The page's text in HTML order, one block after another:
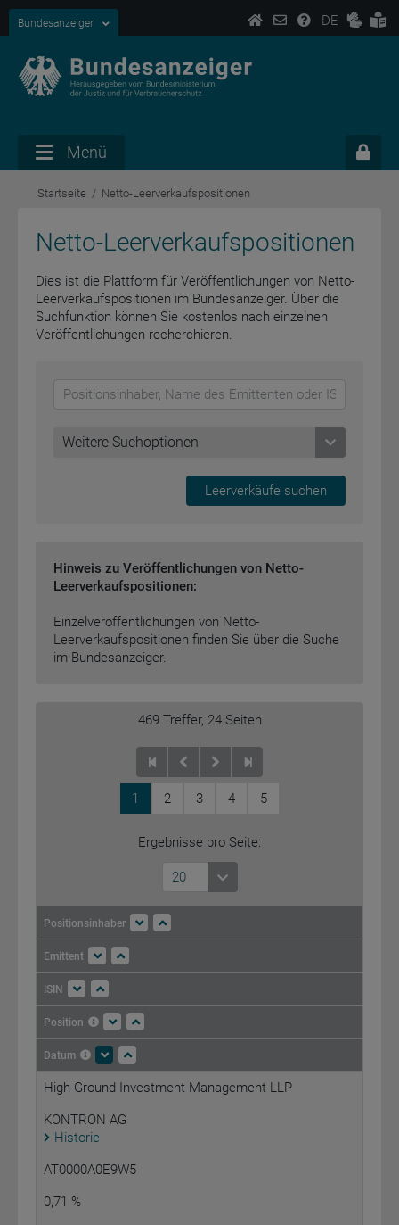
Bundesanzeiger DE
Menü
Startseite Netto-Leerverkaufspositionen
Netto-Leerverkaufspositionen
Dies ist die Plattform für Veröffentlichungen von Netto-
Leerverkaufspositionen im Bundesanzeiger. Über die
Suchfunktion können Sie kostenlos nach einzelnen
Veröffentlichungen recherchieren.
Weitere Suchoptionen
Hinweis zu Veröffentlichungen von Netto-
Leerverkaufspositionen:
Einzelveröffentlichungen von Netto-
Leerverkaufspositionen finden Sie über die Suche
im Bundesanzeiger.
469Treffer, 24Seiten
1 2 3 4 5
Ergebnisse pro Seite:
20
Positionsinhaber
Emittent
ISIN
Position
Datum
High Ground Investment Management LLP
KONTRON AG
Historie
AT0000A0E9W5
0,71 %